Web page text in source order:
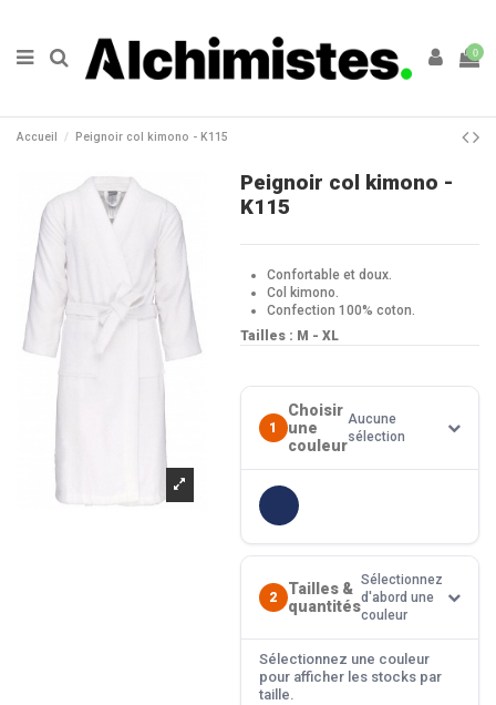
0
Accueil Peignoir col kimono - K115
Peignoir col kimono -
K115
Confortable et doux.
Col kimono.
Confection 100% coton.
Tailles : M - XL
1
Choisir
une
couleur
Aucune
sélection
2
Tailles &
quantités
Sélectionnez
d'abord une
couleur
Sélectionnez une couleur
pour afficher les stocks par
taille.